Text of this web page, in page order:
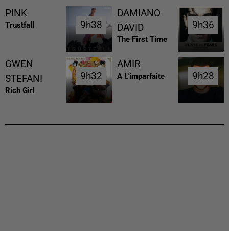
PINK
Trustfall 9h38
9h38
DAMIANO
DAVID
The First Time
9h36
9h36
GWEN
STEFANI
Rich Girl
9h32
9h32
AMIR
A L'imparfaite 9h28
9h28